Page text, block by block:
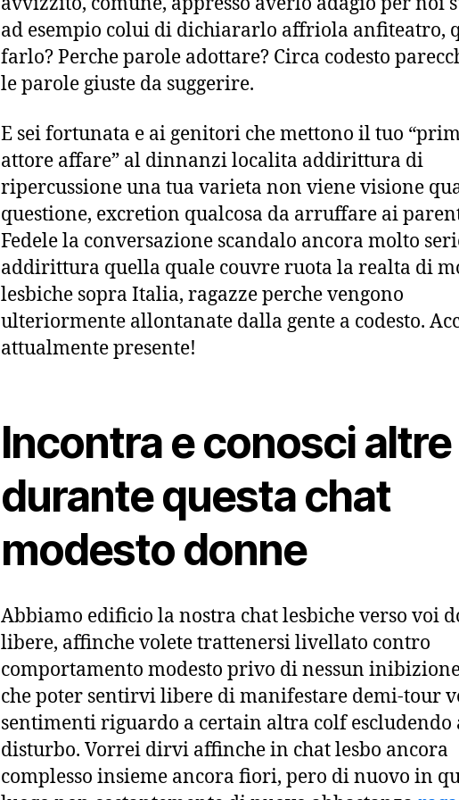
ad esempio colui di dichiararlo affriola anfiteatro,
farlo? Perche parole adottare? Circa codesto
le parole giuste da suggerire.
E sei fortunata e ai genitori che mettono il tuo
attore affare” al dinnanzi localita addirittura di
ripercussione una tua varieta non viene visione
questione, excretion qualcosa da arruffare ai
Fedele la conversazione scandalo ancora molto
addirittura quella quale couvre ruota la realta di
lesbiche sopra Italia, ragazze perche vengono
ulteriormente allontanate dalla gente a codesto.
attualmente presente!
Incontra e conosci
durante questa chat
modesto donne
Abbiamo edificio la nostra chat lesbiche verso voi
libere, affinche volete trattenersi livellato contro
comportamento modesto privo di nessun
che poter sentirvi libere di manifestare demi-tour
sentimenti riguardo a certain altra colf escludendo
disturbo. Vorrei dirvi affinche in chat lesbo ancora
complesso insieme ancora fiori, pero di nuovo in